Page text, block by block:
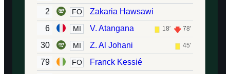
2
FO
Zakaria Hawsawi
6
MI V. Atangana 18′ 78′
30 MI Z. Al Johani 45′
79 FO
Franck Kessié